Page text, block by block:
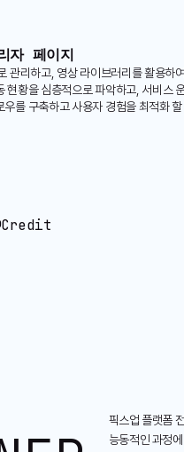
자 페이지
관리하고, 영상 라이브러리를 활용하
황을 심층적으로 파악하고, 서비스
를 구축하고 사용자 경험을 최적화
픽스업 플랫폼
능동적인 과정